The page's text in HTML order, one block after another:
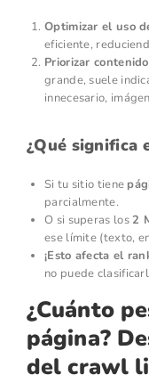
Optimizar el uso
eficiente,
Priorizar
grande, suele
innecesario,
¿Qué significa
Si tu sitio tiene
parcialmente.
O si superas los 2
ese límite (texto,
¡Esto afecta el
no puede
¿Cuánto
página?
del crawl